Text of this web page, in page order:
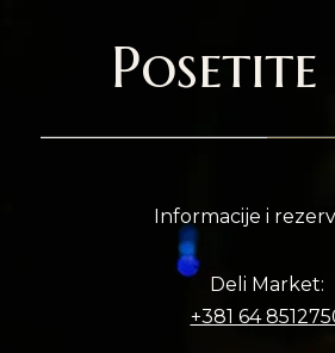
Posetite
Informacije i
Deli Market:
+381 64